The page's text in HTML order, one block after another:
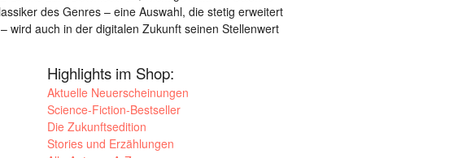
des Genres – eine Auswahl, die stetig erweitert
wird auch in der digitalen Zukunft seinen Stellenwert
Highlights im Shop:
Aktuelle Neuerscheinungen
Science-Fiction-Bestseller
Die Zukunftsedition
Stories und Erzählungen